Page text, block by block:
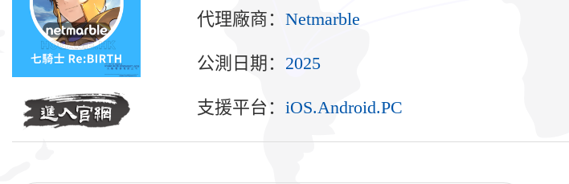
代理廠商： Netmarble
公測日期： 2025
支援平台： iOS.Android.PC